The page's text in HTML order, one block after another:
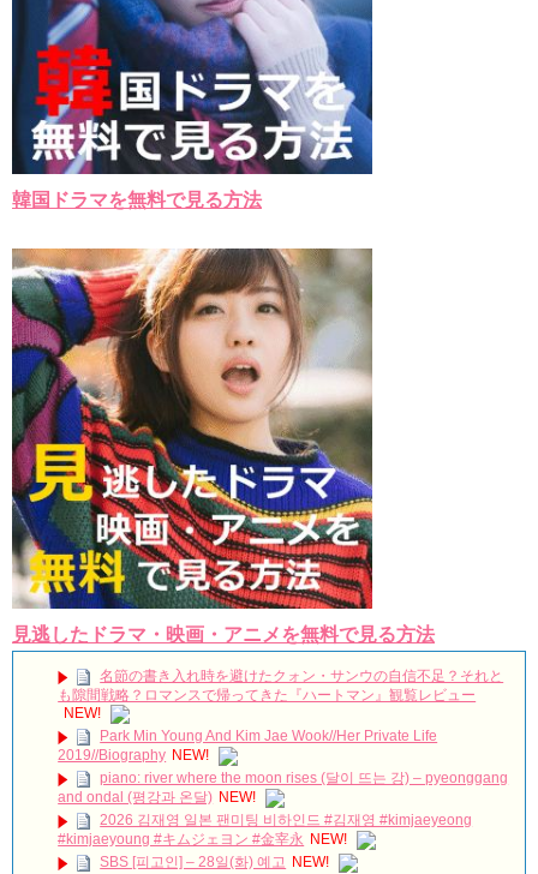
キム・レウォンの影絵遊び！？「黒騎士～永遠の約束～」メイ
キングを一部公開（DVD-SET2特典映像より）
「まず熱く掃除せよ」女優キム・ユジョン、「健康がとても回
復…痩せたのはソン・ジェリムのせい!? 」 (11/26)
【裏芸能】キムユジョンの熱愛彼氏はあの大物俳優
キム・ユジョン、美しいセルフショットで近況を伝える“会いた
いでしょ？” Big News TV
キム・ユジョン、新ドラマ「まず熱く掃除せよ」に出演確
定…“台本を見た瞬間惹かれた” 20180123
幻の王女チャミョンゴ エンディング
[Fan MV]七日の王妃(7일의 왕비)OST – 정기고 (Junggigo) – 그
리고 그려도 (Miss You In My Heart)
俳優カン・ギヨン、突然の熱愛宣言…「キム秘書がなぜそう
か」出演で話題 Big News TV
Powered by livedoor 相互RSS
韓国ドラマを無料で見る方法
見逃したドラマ・映画・アニメを無料で見る方法
名節の書き入れ時を避けたクォン・サンウの自信不足？それと
も隙間戦略？ロマンスで帰ってきた『ハートマン』観覧レビュー
NEW!
Park Min Young And Kim Jae Wook//Her Private Life
2019//Biography NEW!
piano: river where the moon rises (달이 뜨는 강) – pyeonggang
and ondal (평강과 온달) NEW!
2026 김재영 일본 팬미팅 비하인드 #김재영 #kimjaeyeong
#kimjaeyoung #キムジェヨン #金宰永 NEW!
SBS [피고인] – 28일(화) 예고 NEW!